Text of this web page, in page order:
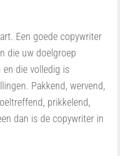
Een goede copywriter
die uw doelgroep
die volledig is
Pakkend, wervend,
prikkelend,
dan is de copywriter in